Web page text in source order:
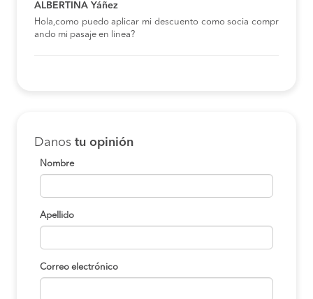
ALBERTINA Yáñez
Hola,como puedo aplicar mi descuento como socia compr
ando mi pasaje en linea?
Danos tu opinión
Nombre
Apellido
Correo electrónico